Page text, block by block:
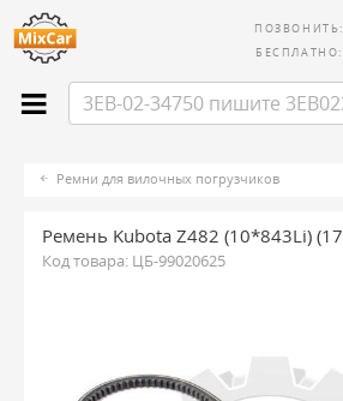
ПОЗВОНИТЬ:
БЕСПЛАТНО:
Ремни для вилочных погрузчиков
Ремень Kubota Z482 (10*843Li)
Код товара: ЦБ-99020625